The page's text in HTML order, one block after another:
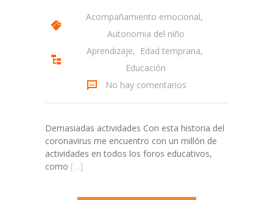
Acompañamiento emocional,
Autonomia del niño
Aprendizaje, Edad temprana,
Educación
No hay comentarios
Demasiadas actividades Con esta historia del
coronavirus me encuentro con un millón de
actividades en todos los foros educativos,
como […]